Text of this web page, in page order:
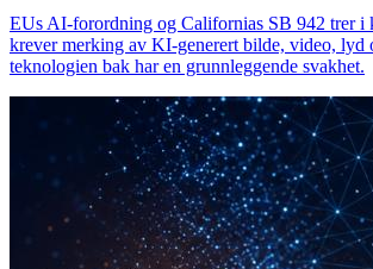
EUs AI-forordning og Californias SB 942 trer i
krever merking av KI-generert bilde, video, lyd
teknologien bak har en grunnleggende svakhet.